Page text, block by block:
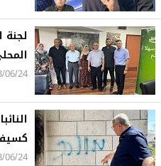
24 18:39
24 17:33